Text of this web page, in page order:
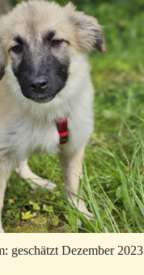
geschätzt Dezember 2023